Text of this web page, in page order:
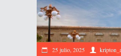
25 julio, 2025